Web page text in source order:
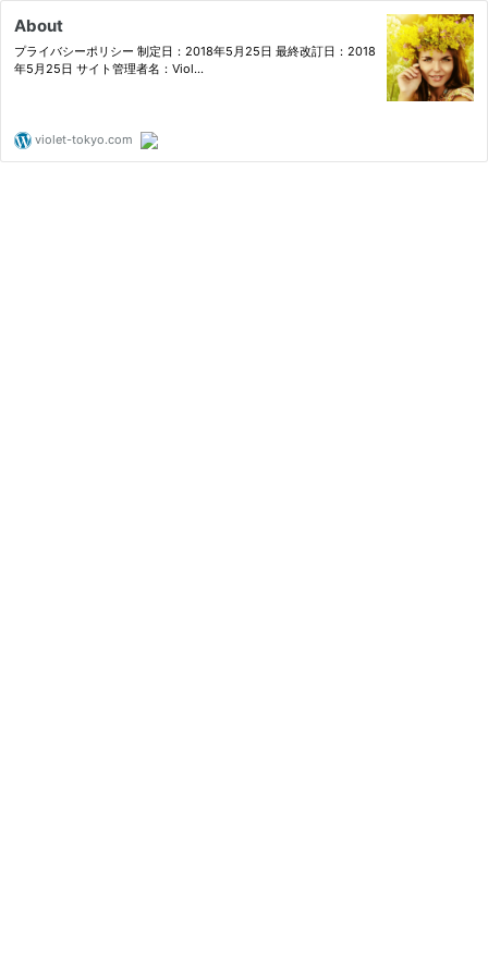
About
プライバシーポリシー 制定日：2018年5月25日 最終改訂日：2018
年5月25日 サイト管理者名：Viol…
violet-tokyo.com